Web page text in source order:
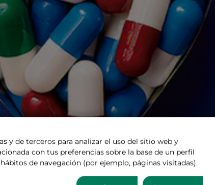
DEL ESPACIO
SOBRE EL ESTATUS DE
IMPACTO EN EUROPA Autor: Ester
y de terceros para analizar el uso del sitio web y
con tus preferencias sobre la base de un perfil
de navegación (por ejemplo, páginas visitadas).